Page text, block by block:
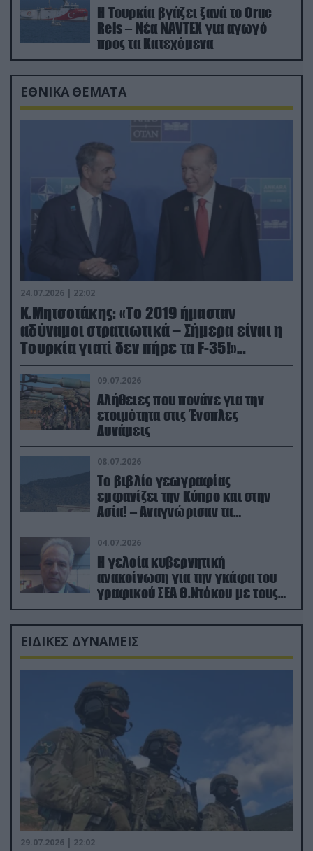
Η Τουρκία βγάζει ξανά το Oruc
Reis – Νέα NAVTEX για αγωγό
προς τα Κατεχόμενα
ΕΘΝΙΚΑ ΘΕΜΑΤΑ
24.07.2026 | 22:02
Κ.Μητσοτάκης: «Το 2019 ήμασταν
αδύναμοι στρατιωτικά – Σήμερα είναι η
Τουρκία γιατί δεν πήρε τα F-35!»
(βίντεο)
09.07.2026
Αλήθειες που πονάνε για την
ετοιμότητα στις Ένοπλες
Δυνάμεις
08.07.2026
Το βιβλίο γεωγραφίας
εμφανίζει την Κύπρο και στην
Ασία! – Αναγνώρισαν τα
κατεχόμενα; (φωτο)
04.07.2026
Η γελοία κυβερνητική
ανακοίνωση για την γκάφα του
γραφικού ΣΕΑ Θ.Ντόκου με τους
Ρώσους φαρσέρ
ΕΙΔΙΚΕΣ ΔΥΝΑΜΕΙΣ
29.07.2026 | 22:02